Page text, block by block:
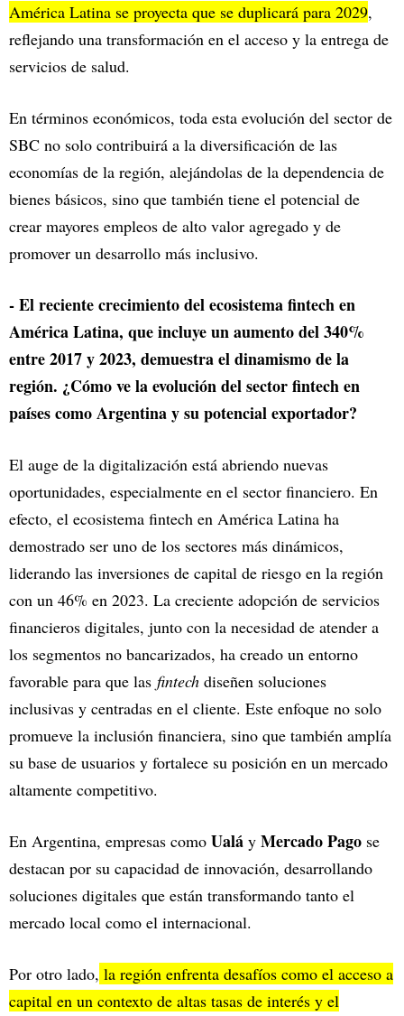
América Latina se proyecta que se duplicará para 2029,
reflejando una transformación en el acceso y la entrega de
servicios de salud.
En términos económicos, toda esta evolución del sector de
SBC no solo contribuirá a la diversificación de las
economías de la región, alejándolas de la dependencia de
bienes básicos, sino que también tiene el potencial de
crear mayores empleos de alto valor agregado y de
promover un desarrollo más inclusivo.
- El reciente crecimiento del ecosistema fintech en
América Latina, que incluye un aumento del 340%
entre 2017 y 2023, demuestra el dinamismo de la
región. ¿Cómo ve la evolución del sector fintech en
países como Argentina y su potencial exportador?
El auge de la digitalización está abriendo nuevas
oportunidades, especialmente en el sector financiero. En
efecto, el ecosistema fintech en América Latina ha
demostrado ser uno de los sectores más dinámicos,
liderando las inversiones de capital de riesgo en la región
con un 46% en 2023. La creciente adopción de servicios
financieros digitales, junto con la necesidad de atender a
los segmentos no bancarizados, ha creado un entorno
favorable para que las fintech diseñen soluciones
inclusivas y centradas en el cliente. Este enfoque no solo
promueve la inclusión financiera, sino que también amplía
su base de usuarios y fortalece su posición en un mercado
altamente competitivo.
En Argentina, empresas como Ualá y Mercado Pago se
destacan por su capacidad de innovación, desarrollando
soluciones digitales que están transformando tanto el
mercado local como el internacional.
Por otro lado, la región enfrenta desafíos como el acceso a
capital en un contexto de altas tasas de interés y el